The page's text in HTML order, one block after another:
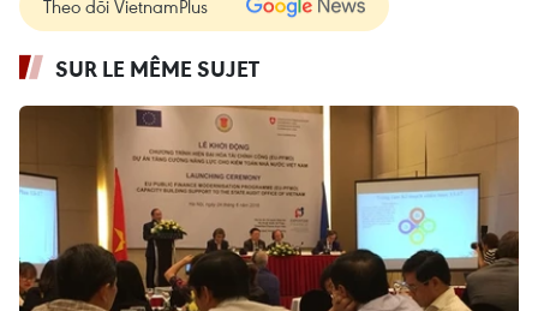
Theo dõi VietnamPlus
SUR LE MÊME SUJET